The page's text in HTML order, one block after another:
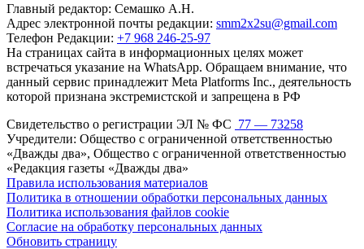
Главный редактор: Семашко А.Н.
Адрес электронной почты редакции: smm2x2su@gmail.com
Телефон Редакции: +7 968 246-25-97
На страницах сайта в информационных целях может
встречаться указание на WhatsApp. Обращаем внимание, что
данный сервис принадлежит Meta Platforms Inc., деятельность
которой признана экстремистской и запрещена в РФ
Свидетельство о регистрации ЭЛ № ФС 77 — 73258
Учредители: Общество с ограниченной ответственностью
«Дважды два», Общество с ограниченной ответственностью
«Редакция газеты «Дважды два»
Правила использования материалов
Политика в отношении обработки персональных данных
Политика использования файлов cookie
Согласие на обработку персональных данных
Обновить страницу